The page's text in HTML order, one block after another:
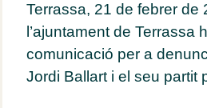
Terrassa, 21 de febrer de
l’ajuntament de
comunicació per a
Jordi Ballart i el seu partit